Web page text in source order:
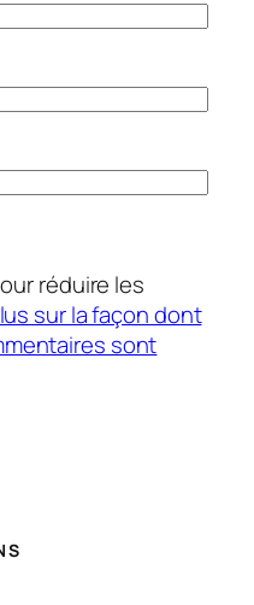
réduire les
sur la façon dont
sont